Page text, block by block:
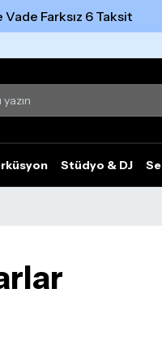
Farksız 6 Taksit
Stüdyo & DJ